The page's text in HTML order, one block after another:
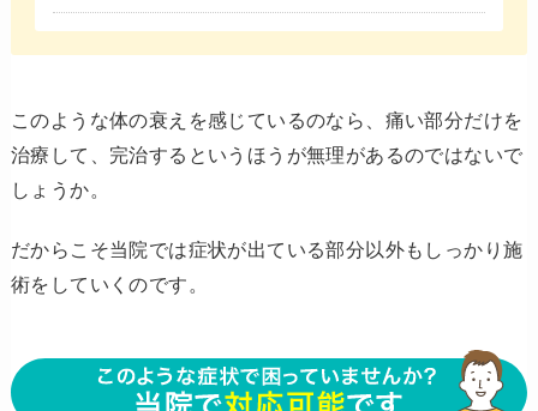
このような体の衰えを感じているのなら、痛い部分だけを
治療して、完治するというほうが無理があるのではないで
しょうか。
だからこそ当院では症状が出ている部分以外もしっかり施
術をしていくのです。